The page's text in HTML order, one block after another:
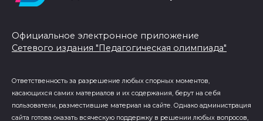
Официальное электронное приложение
Сетевого издания "Педагогическая олимпиада"
Ответственность за разрешение любых спорных моментов,
касающихся самих материалов и их содержания, берут на себя
пользователи, разместившие материал на сайте. Однако администрация
сайта готова оказать всяческую поддержку в решении любых вопросов,